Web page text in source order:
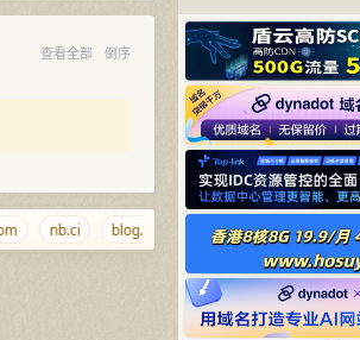
查看全部 倒序
nb.ci blog.town ciyuan.gay xrr.net